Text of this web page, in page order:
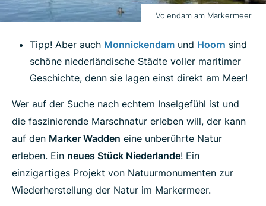
Volendam am Markermeer
Tipp! Aber auch Monnickendam und Hoorn sind
schöne niederländische Städte voller maritimer
Geschichte, denn sie lagen einst direkt am Meer!
Wer auf der Suche nach echtem Inselgefühl ist und
die faszinierende Marschnatur erleben will, der kann
auf den Marker Wadden eine unberührte Natur
erleben. Ein neues Stück Niederlande! Ein
einzigartiges Projekt von Natuurmonumenten zur
Wiederherstellung der Natur im Markermeer.